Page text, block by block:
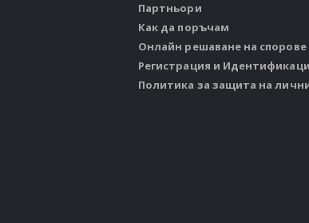
Партньори
Как да поръчам
Онлайн решаване на спорове
Регистрация и
Политика за защита на